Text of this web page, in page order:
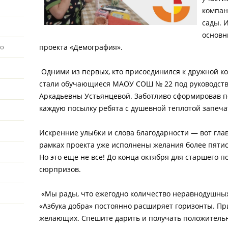
сады.
проекта «Демография».
Одними из первых, кто присоединился к дружной
стали обучающиеся МАОУ СОШ № 22 под
Аркадьевны Устьянцевой. Заботливо сформировав
каждую посылку ребята с душевной теплотой
Искренние улыбки и слова благодарности ― вот
рамках проекта уже исполнены желания более
Но это еще не все! До конца октября для старшего
сюрпризов.
«Мы рады, что ежегодно количество
«Азбука добра» постоянно расширяет горизонты.
желающих. Спешите дарить и получать